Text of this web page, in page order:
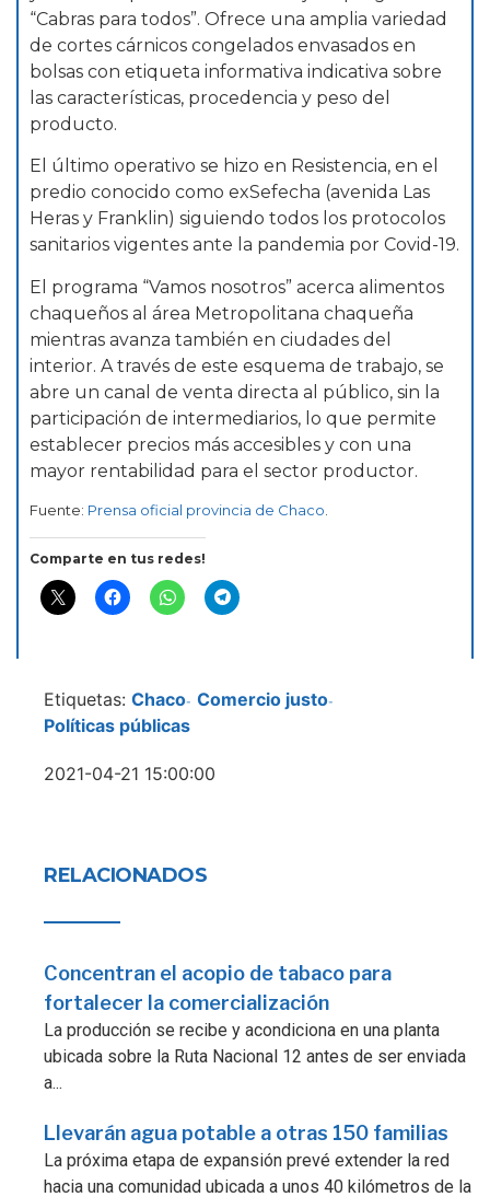
“Cabras para todos”. Ofrece una amplia variedad
de cortes cárnicos congelados envasados en
bolsas con etiqueta informativa indicativa sobre
las características, procedencia y peso del
producto.
El último operativo se hizo en Resistencia, en el
predio conocido como exSefecha (avenida Las
Heras y Franklin) siguiendo todos los protocolos
sanitarios vigentes ante la pandemia por Covid-19.
El programa “Vamos nosotros” acerca alimentos
chaqueños al área Metropolitana chaqueña
mientras avanza también en ciudades del
interior. A través de este esquema de trabajo, se
abre un canal de venta directa al público, sin la
participación de intermediarios, lo que permite
establecer precios más accesibles y con una
mayor rentabilidad para el sector productor.
Fuente: Prensa oficial provincia de Chaco
Comparte en tus redes!
Etiquetas: Chaco- Comercio justo-
Políticas públicas
2021-04-21 15:00:00
RELACIONADOS
Concentran el acopio de tabaco para
fortalecer la comercialización
La producción se recibe y acondiciona en una planta
ubicada sobre la Ruta Nacional 12 antes de ser enviada
a...
Llevarán agua potable a otras 150 familias
La próxima etapa de expansión prevé extender la red
hacia una comunidad ubicada a unos 40 kilómetros de la